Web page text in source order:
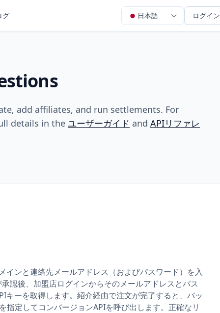
グ 日本語 ログイン
add affiliates, and run settlements. For
details in the ユーザーガイド and APIリファレ
ンと連絡先メールアドレス（およびパスワード）を入
認後、加盟店ログインからそのメールアドレスとパス
キーを取得します。紹介経由で注文が完了すると、バッ
定してコンバージョンAPIを呼び出します。正確なリ